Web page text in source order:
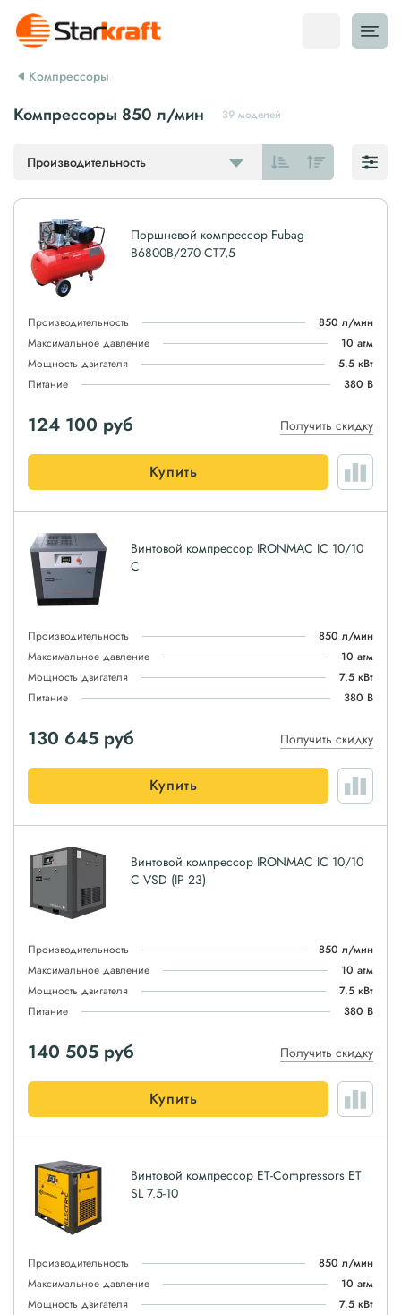
Компрессоры
Компрессоры 850 л/мин 39 моделей
Производительность
Поршневой компрессор Fubag
B6800B/270 CT7,5
Производительность
850 л/мин
Максимальное давление
10 атм
Мощность двигателя
5.5 кВт
Питание
380 В
124 100 руб Получить скидку
Купить
Винтовой компрессор IRONMAC IC 10/10
C
Производительность
850 л/мин
Максимальное давление
10 атм
Мощность двигателя
7.5 кВт
Питание
380 В
130 645 руб Получить скидку
Купить
Винтовой компрессор IRONMAC IC 10/10
C VSD (IP 23)
Производительность
850 л/мин
Максимальное давление
10 атм
Мощность двигателя
7.5 кВт
Питание
380 В
140 505 руб Получить скидку
Купить
Винтовой компрессор ET-Compressors ET
SL 7.5-10
Производительность
850 л/мин
Максимальное давление
10 атм
Мощность двигателя
7.5 кВт